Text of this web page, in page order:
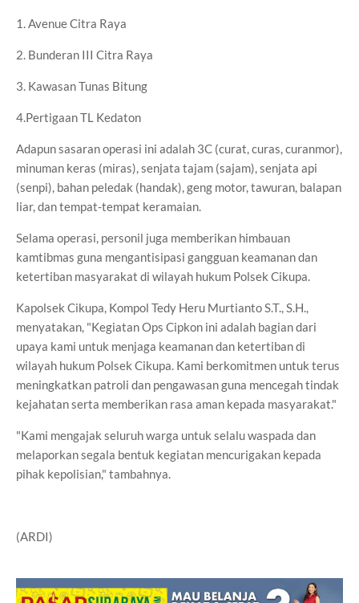
1. Avenue Citra Raya
2. Bunderan III Citra Raya
3. Kawasan Tunas Bitung
4.Pertigaan TL Kedaton
Adapun sasaran operasi ini adalah 3C (curat, curas, curanmor),
minuman keras (miras), senjata tajam (sajam), senjata api
(senpi), bahan peledak (handak), geng motor, tawuran, balapan
liar, dan tempat-tempat keramaian.
Selama operasi, personil juga memberikan himbauan
kamtibmas guna mengantisipasi gangguan keamanan dan
ketertiban masyarakat di wilayah hukum Polsek Cikupa.
Kapolsek Cikupa, Kompol Tedy Heru Murtianto S.T., S.H.,
menyatakan, "Kegiatan Ops Cipkon ini adalah bagian dari
upaya kami untuk menjaga keamanan dan ketertiban di
wilayah hukum Polsek Cikupa. Kami berkomitmen untuk terus
meningkatkan patroli dan pengawasan guna mencegah tindak
kejahatan serta memberikan rasa aman kepada masyarakat."
"Kami mengajak seluruh warga untuk selalu waspada dan
melaporkan segala bentuk kegiatan mencurigakan kepada
pihak kepolisian," tambahnya.
(ARDI)